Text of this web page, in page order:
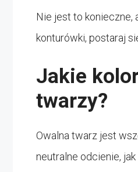
Nie jest to konieczne,
konturówki, postaraj
Jakie
twarzy?
Owalna twarz jest
neutralne odcienie,